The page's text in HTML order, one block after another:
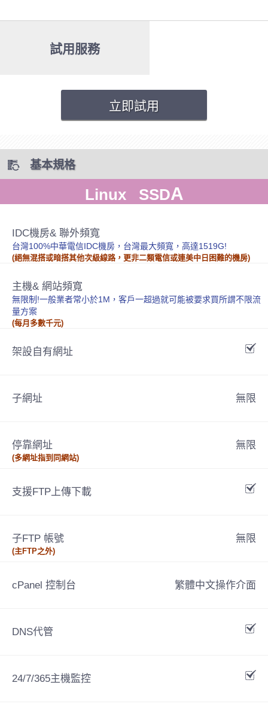
試用服務
立即試用
基本規格
Linux SSDA
IDC機房& 聯外頻寬
台灣100%中華電信IDC機房，台灣最大頻寬，高達1519G!
(絕無混搭或暗搭其他次級線路，更非二類電信或連美中日困難的機房)
主機& 網站頻寬
無限制!一般業者常小於1M，客戶一超過就可能被要求買所謂不限流
量方案
(每月多數千元)
架設自有網址
子網址 無限
停靠網址
(多網址指到同網站)
無限
支援FTP上傳下載
子FTP 帳號
(主FTP之外)
無限
cPanel 控制台 繁體中文操作介面
DNS代管
24/7/365主機監控